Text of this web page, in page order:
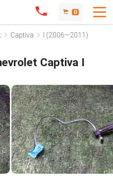
0
Captiva
I (2006—2011)
Captiva I